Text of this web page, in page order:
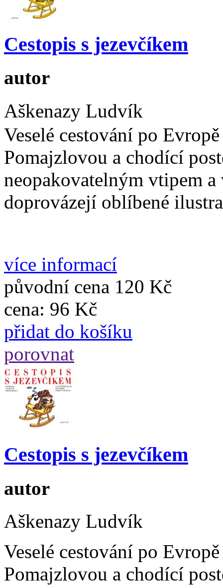
Cestopis s jezevčíkem
autor
Aškenazy Ludvík
Veselé cestování po
Pomajzlovou a chodící
neopakovatelným vtipem
doprovázejí oblíbené
více informací
původní cena 120 Kč
cena: 96 Kč
přidat do košíku
porovnat
Cestopis s jezevčíkem
autor
Aškenazy Ludvík
Veselé cestování po
Pomajzlovou a chodící